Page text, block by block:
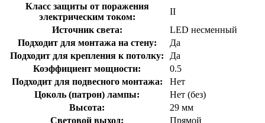
Класс защиты от поражения
электрическим током:
II
Источник света:
LED несменный
Подходит для монтажа на стену:
Да
Подходит для крепления к потолку:
Да
Коэффициент мощности:
0.5
Подходит для подвесного монтажа:
Нет
Цоколь (патрон) лампы:
Нет (без)
Высота:
29 мм
Световой выход:
Прямой